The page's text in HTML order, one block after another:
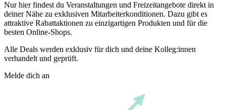
Nur hier findest du Veranstaltungen und Freizeitangebote direkt in
deiner Nähe zu exklusiven Mitarbeiterkonditionen. Dazu gibt es
attraktive Rabattaktionen zu einzigartigen Produkten und für die
besten Online-Shops.
Alle Deals werden exklusiv für dich und deine Kolleg:innen
verhandelt und geprüft.
Melde dich an